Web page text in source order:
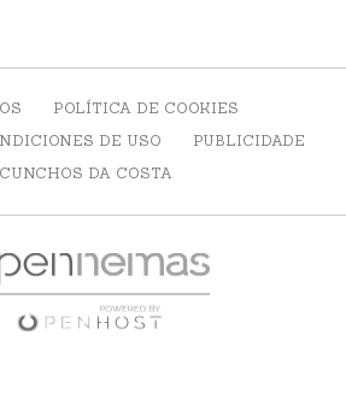
POLÍTICA DE COOKIES
DE USO
PUBLICIDADE
DA COSTA